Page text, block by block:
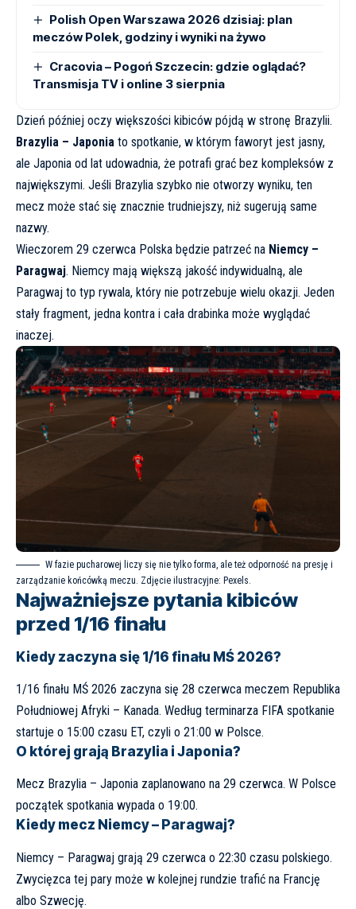
Polish Open Warszawa 2026 dzisiaj: plan
meczów Polek, godziny i wyniki na żywo
Cracovia – Pogoń Szczecin: gdzie oglądać?
Transmisja TV i online 3 sierpnia
Dzień później oczy większości kibiców pójdą w stronę Brazylii.
Brazylia – Japonia to spotkanie, w którym faworyt jest jasny,
ale Japonia od lat udowadnia, że potrafi grać bez kompleksów z
największymi. Jeśli Brazylia szybko nie otworzy wyniku, ten
mecz może stać się znacznie trudniejszy, niż sugerują same
nazwy.
Wieczorem 29 czerwca Polska będzie patrzeć na Niemcy –
Paragwaj. Niemcy mają większą jakość indywidualną, ale
Paragwaj to typ rywala, który nie potrzebuje wielu okazji. Jeden
stały fragment, jedna kontra i cała drabinka może wyglądać
inaczej.
W fazie pucharowej liczy się nie tylko forma, ale też odporność na presję i
zarządzanie końcówką meczu. Zdjęcie ilustracyjne: Pexels.
Najważniejsze pytania kibiców
przed 1/16 finału
Kiedy zaczyna się 1/16 finału MŚ 2026?
1/16 finału MŚ 2026 zaczyna się 28 czerwca meczem Republika
Południowej Afryki – Kanada. Według terminarza FIFA spotkanie
startuje o 15:00 czasu ET, czyli o 21:00 w Polsce.
O której grają Brazylia i Japonia?
Mecz Brazylia – Japonia zaplanowano na 29 czerwca. W Polsce
początek spotkania wypada o 19:00.
Kiedy mecz Niemcy – Paragwaj?
Niemcy – Paragwaj grają 29 czerwca o 22:30 czasu polskiego.
Zwycięzca tej pary może w kolejnej rundzie trafić na Francję
albo Szwecję.